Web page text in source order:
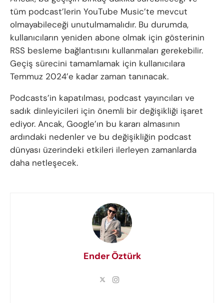
tüm podcast’lerin YouTube Music’te mevcut
olmayabileceği unutulmamalıdır. Bu durumda,
kullanıcıların yeniden abone olmak için gösterinin
RSS besleme bağlantısını kullanmaları gerekebilir.
Geçiş sürecini tamamlamak için kullanıcılara
Temmuz 2024’e kadar zaman tanınacak.
Podcasts’in kapatılması, podcast yayıncıları ve
sadık dinleyicileri için önemli bir değişikliği işaret
ediyor. Ancak, Google’ın bu kararı almasının
ardındaki nedenler ve bu değişikliğin podcast
dünyası üzerindeki etkileri ilerleyen zamanlarda
daha netleşecek.
Ender Öztürk